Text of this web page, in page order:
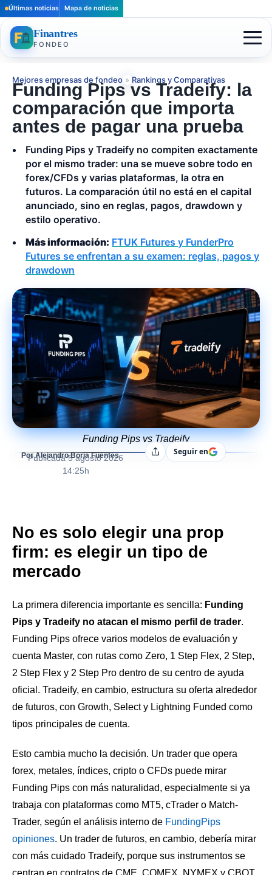
Últimas noticias Mapa de noticias
Finantres
FONDEO
Mejores empresas de fondeo » Rankings y Comparativas
Funding Pips vs Tradeify: la
comparación que importa
antes de pagar una prueba
Funding Pips y Tradeify no compiten exactamente
por el mismo trader: una se mueve sobre todo en
forex/CFDs y varias plataformas, la otra en
futuros. La comparación útil no está en el capital
anunciado, sino en reglas, pagos, drawdown y
estilo operativo.
Más información: FTUK Futures y FunderPro
Futures se enfrentan a su examen: reglas, pagos y
drawdown
Funding Pips vs Tradeify
Por Alejandro Borja Fuentes
Publicada 5 agosto 2026
14:25h
CompartirSeguir en
No es solo elegir una prop
firm: es elegir un tipo de
mercado
La primera diferencia importante es sencilla: Funding
Pips y Tradeify no atacan el mismo perfil de trader.
Funding Pips ofrece varios modelos de evaluación y
cuenta Master, con rutas como Zero, 1 Step Flex, 2 Step,
2 Step Flex y 2 Step Pro dentro de su centro de ayuda
oficial. Tradeify, en cambio, estructura su oferta alrededor
de futuros, con Growth, Select y Lightning Funded como
tipos principales de cuenta.
Esto cambia mucho la decisión. Un trader que opera
forex, metales, índices, cripto o CFDs puede mirar
Funding Pips con más naturalidad, especialmente si ya
trabaja con plataformas como MT5, cTrader o Match-
Trader, según el análisis interno de FundingPips
opiniones. Un trader de futuros, en cambio, debería mirar
con más cuidado Tradeify, porque sus instrumentos se
centran en contratos de CME, COMEX, NYMEX y CBOT,